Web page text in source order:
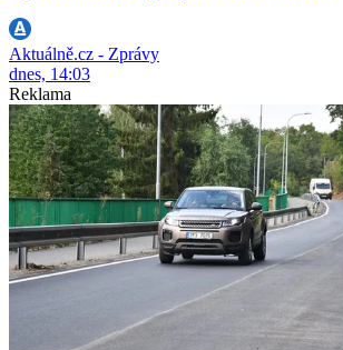
Aktuálně.cz - Zprávy
dnes, 14:03
Reklama